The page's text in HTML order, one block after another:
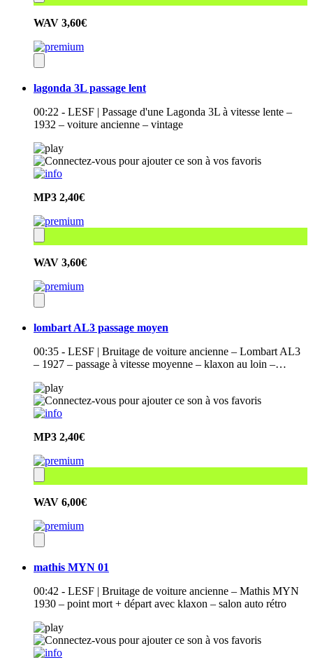
WAV 3,60€
lagonda 3L passage lent
00:22 - LESF | Passage d'une Lagonda 3L à vitesse lente –
1932 – voiture ancienne – vintage
MP3 2,40€
WAV 3,60€
lombart AL3 passage moyen
00:35 - LESF | Bruitage de voiture ancienne – Lombart AL3
– 1927 – passage à vitesse moyenne – klaxon au loin –…
MP3 2,40€
WAV 6,00€
mathis MYN 01
00:42 - LESF | Bruitage de voiture ancienne – Mathis MYN
1930 – point mort + départ avec klaxon – salon auto rétro